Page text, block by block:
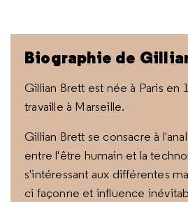
Biographie de
Gillian Brett est née à Paris en
travaille à Marseille.
Gillian Brett se consacre à
entre l'être humain et la
s'intéressant aux différentes
ci façonne et influence